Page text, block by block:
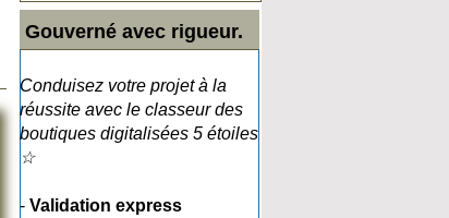
Gouverné avec rigueur.
Conduisez votre projet à la
réussite avec le classeur des
boutiques digitalisées 5 étoiles
☆
- Validation express